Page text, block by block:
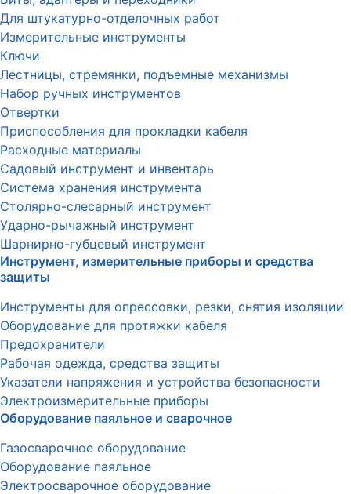
Для штукатурно-отделочных работ
Измерительные инструменты
Ключи
Лестницы, стремянки, подъемные механизмы
Набор ручных инструментов
Отвертки
Приспособления для прокладки кабеля
Расходные материалы
Садовый инструмент и инвентарь
Система хранения инструмента
Столярно-слесарный инструмент
Ударно-рычажный инструмент
Шарнирно-губцевый инструмент
Инструмент, измерительные приборы и средства
защиты
Инструменты для опрессовки, резки, снятия изоляции
Оборудование для протяжки кабеля
Предохранители
Рабочая одежда, средства защиты
Указатели напряжения и устройства безопасности
Электроизмерительные приборы
Оборудование паяльное и сварочное
Газосварочное оборудование
Оборудование паяльное
Электросварочное оборудование